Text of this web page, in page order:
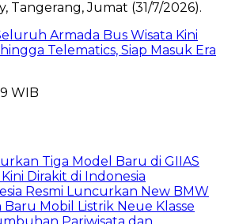
Armada Bus Wisata Kini
Telematics, Siap Masuk Era
WIB
Tiga Model Baru di GIIAS
Dirakit di Indonesia
Resmi Luncurkan New BMW
Baru Mobil Listrik Neue Klasse